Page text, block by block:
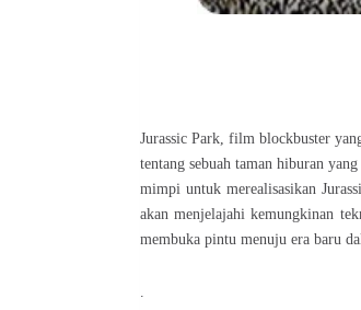
Jurassic Park, film blockbuster
tentang sebuah taman hiburan
mimpi untuk merealisasikan
akan menjelajahi kemungkinan
membuka pintu menuju era baru